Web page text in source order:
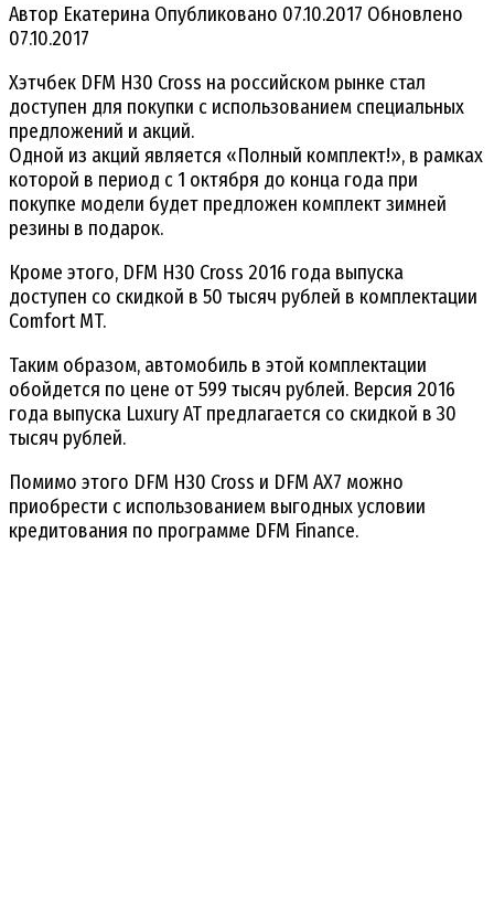
Автор Екатерина Опубликовано 07.10.2017 Обновлено
07.10.2017
Хэтчбек DFM H30 Cross на российском рынке стал
доступен для покупки с использованием специальных
предложений и акций.
Одной из акций является «Полный комплект!», в рамках
которой в период с 1 октября до конца года при
покупке модели будет предложен комплект зимней
резины в подарок.
Кроме этого, DFM H30 Cross 2016 года выпуска
доступен со скидкой в 50 тысяч рублей в комплектации
Comfort MT.
Таким образом, автомобиль в этой комплектации
обойдется по цене от 599 тысяч рублей. Версия 2016
года выпуска Luxury AT предлагается со скидкой в 30
тысяч рублей.
Помимо этого DFM H30 Cross и DFM AX7 можно
приобрести с использованием выгодных условии
кредитования по программе DFM Finance.